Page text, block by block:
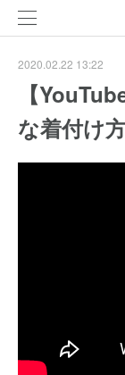
2020.02.22 13:22
【
な着付け